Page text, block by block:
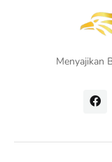
Menyajikan